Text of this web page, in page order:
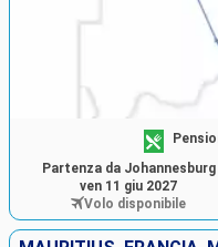
Partenza da Johannesburg
ven 11 giu 2027
Volo disponibile